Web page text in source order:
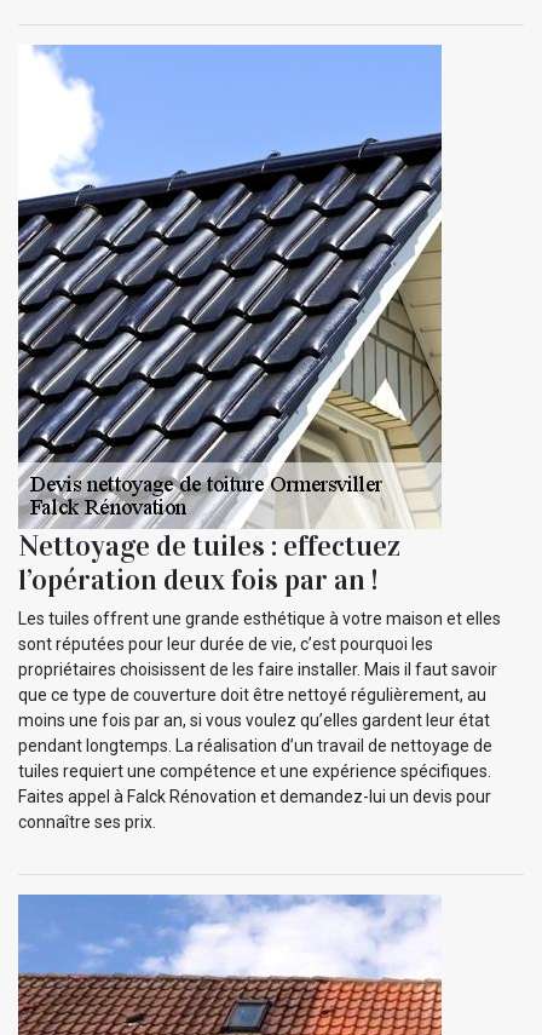
Nettoyage de tuiles : effectuez
l’opération deux fois par an !
Les tuiles offrent une grande esthétique à votre maison et elles
sont réputées pour leur durée de vie, c’est pourquoi les
propriétaires choisissent de les faire installer. Mais il faut savoir
que ce type de couverture doit être nettoyé régulièrement, au
moins une fois par an, si vous voulez qu’elles gardent leur état
pendant longtemps. La réalisation d’un travail de nettoyage de
tuiles requiert une compétence et une expérience spécifiques.
Faites appel à Falck Rénovation et demandez-lui un devis pour
connaître ses prix.